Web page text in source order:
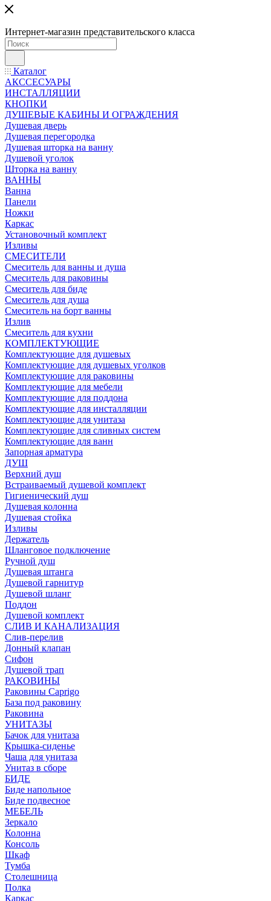
Интернет-магазин представительского класса
Каталог
АКССЕСУАРЫ
ИНСТАЛЛЯЦИИ
КНОПКИ
ДУШЕВЫЕ КАБИНЫ И ОГРАЖДЕНИЯ
Душевая дверь
Душевая перегородка
Душевая шторка на ванну
Душевой уголок
Шторка на ванну
ВАННЫ
Ванна
Панели
Ножки
Каркас
Установочный комплект
Изливы
СМЕСИТЕЛИ
Смеситель для ванны и душа
Смеситель для раковины
Смеситель для биде
Смеситель для душа
Смеситель на борт ванны
Излив
Смеситель для кухни
КОМПЛЕКТУЮЩИЕ
Комплектующие для душевых
Комплектующие для душевых уголков
Комплектующие для раковины
Комплектующие для мебели
Комплектующие для поддона
Комплектующие для инсталляции
Комплектующие для унитаза
Комплектующие для сливных систем
Комплектующие для ванн
Запорная арматура
ДУШ
Верхний душ
Встраиваемый душевой комплект
Гигиенический душ
Душевая колонна
Душевая стойка
Изливы
Держатель
Шланговое подключение
Ручной душ
Душевая штанга
Душевой гарнитур
Душевой шланг
Поддон
Душевой комплект
СЛИВ И КАНАЛИЗАЦИЯ
Слив-перелив
Донный клапан
Сифон
Душевой трап
РАКОВИНЫ
Раковины Caprigo
База под раковину
Раковина
УНИТАЗЫ
Бачок для унитаза
Крышка-сиденье
Чаша для унитаза
Унитаз в сборе
БИДЕ
Биде напольное
Биде подвесное
МЕБЕЛЬ
Зеркало
Колонна
Консоль
Шкаф
Тумба
Столешница
Полка
Каркас